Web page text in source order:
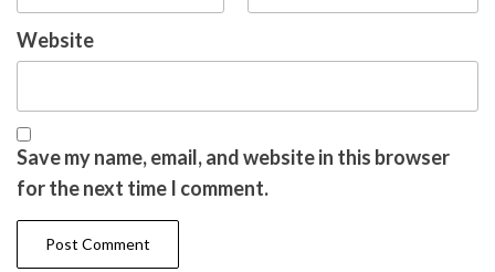
Website
Save my name, email, and website in this browser
for the next time I comment.